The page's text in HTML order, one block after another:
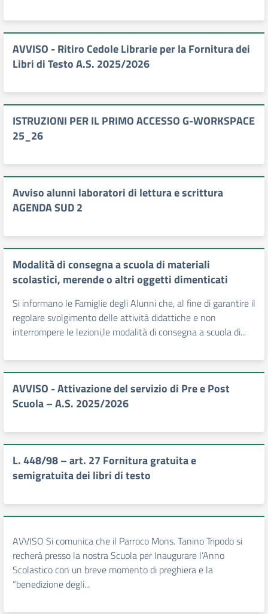
AVVISO - Ritiro Cedole Librarie per la Fornitura dei
Libri di Testo A.S. 2025/2026
ISTRUZIONI PER IL PRIMO ACCESSO G-WORKSPACE
25_26
Avviso alunni laboratori di lettura e scrittura
AGENDA SUD 2
Modalità di consegna a scuola di materiali
scolastici, merende o altri oggetti dimenticati
Si informano le Famiglie degli Alunni che, al fine di garantire il
regolare svolgimento delle attività didattiche e non
interrompere le lezioni,le modalità di consegna a scuola di...
AVVISO - Attivazione del servizio di Pre e Post
Scuola – A.S. 2025/2026
L. 448/98 – art. 27 Fornitura gratuita e
semigratuita dei libri di testo
AVVISO Si comunica che il Parroco Mons. Tanino Tripodo si
recherà presso la nostra Scuola per Inaugurare l’Anno
Scolastico con un breve momento di preghiera e la
“benedizione degli...